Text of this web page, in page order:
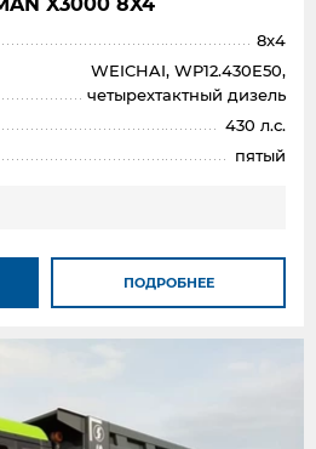
X3000 8X4
8x4
WEICHAI, WP12.430E50,
четырехтактный дизель
430 л.с.
пятый
ПОДРОБНЕЕ